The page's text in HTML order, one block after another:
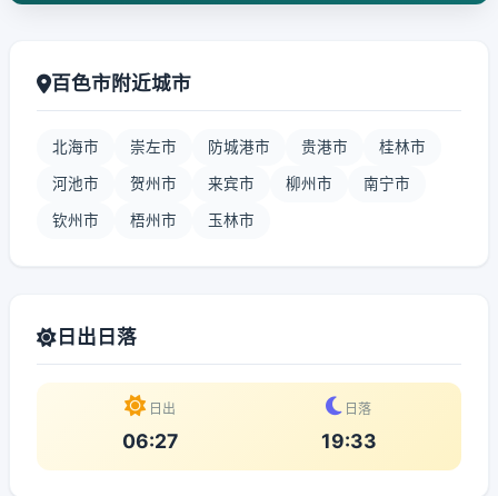
百色市附近城市
北海市 崇左市 防城港市 贵港市 桂林市
河池市 贺州市 来宾市 柳州市 南宁市
钦州市 梧州市 玉林市
日出日落
日出
06:27
日落
19:33